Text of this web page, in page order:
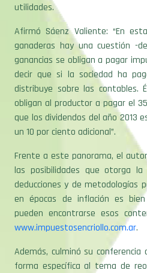
utilidades.
Afirmó Sáenz Valiente: “En
ganaderas hay una cuestión -
ganancias se obligan a pagar
decir que si la sociedad ha
distribuye sobre las contables.
obligan al productor a pagar el
que los dividendos del año 2013
un 10 por ciento adicional”.
Frente a este panorama, el
las posibilidades que otorga
deducciones y de metodologías
en épocas de inflación es bien
pueden encontrarse esos
www.impuestosencriollo.com.ar.
Además, culminó su
forma específica al tema de